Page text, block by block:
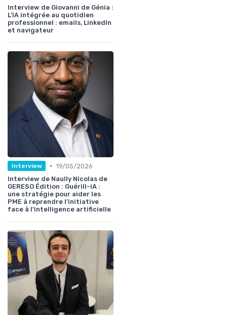
Interview de Giovanni de Génia :
L’IA intégrée au quotidien
professionnel : emails, LinkedIn
et navigateur
Interview • 19/05/2026
Interview de Naully Nicolas de
GERESO Édition : Guérill-iA :
une stratégie pour aider les
PME à reprendre l’initiative
face à l’intelligence artificielle